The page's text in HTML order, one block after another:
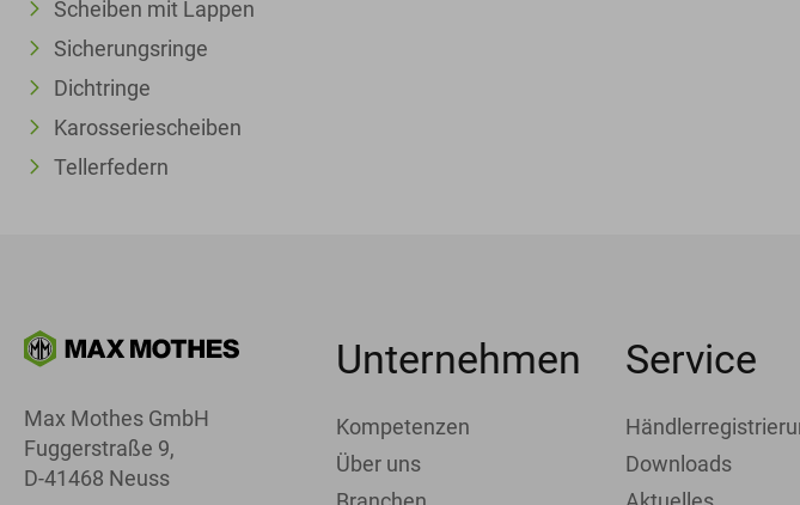
Scheiben mit Lappen
Sicherungsringe
Dichtringe
Karosseriescheiben
Tellerfedern
Max Mothes GmbH
Fuggerstraße 9,
D-41468 Neuss
Unternehmen
Kompetenzen
Über uns
Service
Downloads